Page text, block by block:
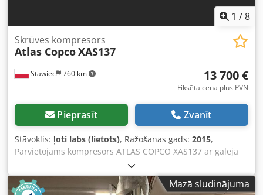
1 /8
Stawiec 760 km
Skrūves kompresors
Atlas CopcoXAS137
13 700 €
Fiksēta cena plus PVN
Pieprasīt Zvanīt
Stāvoklis: ļoti labs (lietots), Ražošanas gads: 2015,
Pārvietojams kompresors ATLAS COPCO XAS137 ar galējā
dzesēšanas radiatoru, pēc pilnas apkopes Tehniskie dati:
jauda 7,70 m3/min; darba spiediens 7 bāri; ražošanas gads
2015 dzinējs: KUBOTA nobraukums: 2000 stundas
Mazā sludinājuma